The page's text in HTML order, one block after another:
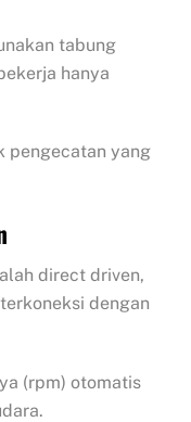
tabung
hanya
pengecatan yang
direct driven,
dengan
(rpm) otomatis